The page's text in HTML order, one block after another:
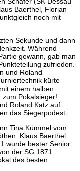
Baerthel, Florian
noch mit
Sekunde und dann
Während
gewann, gab man
zufrieden.
und Roland
kürte
einem halben
zum Pokalsieger!
Roland Katz auf
das Siegerpodest.
Tina Kümmel vom
Klaus Baerthel
wurde bester Senior
der SG 1871
des besten